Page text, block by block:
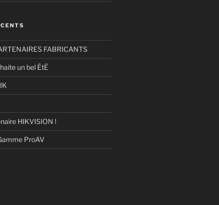
FABRICANTS
un bel ÉtÉ
HIKVISION !
ProAV